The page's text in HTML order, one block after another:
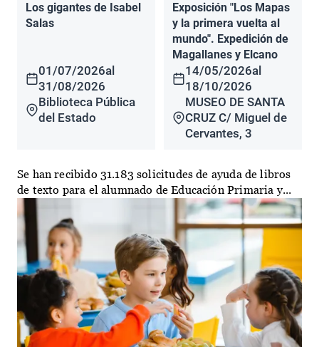
Los gigantes de Isabel
Salas
01/07/2026al
31/08/2026
Biblioteca Pública
del Estado
Exposición "Los Mapas
y la primera vuelta al
mundo". Expedición de
Magallanes y Elcano
14/05/2026al
18/10/2026
MUSEO DE SANTA
CRUZ C/ Miguel de
Cervantes, 3
Se han recibido 31.183 solicitudes de ayuda de libros
de texto para el alumnado de Educación Primaria y...